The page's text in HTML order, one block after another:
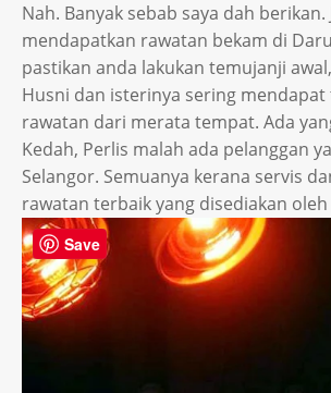
Nah. Banyak sebab saya dah berikan.
mendapatkan rawatan bekam di
pastikan anda lakukan temujanji
Husni dan isterinya sering
rawatan dari merata tempat. Ada
Kedah, Perlis malah ada pelanggan
Selangor. Semuanya kerana servis
rawatan terbaik yang disediakan
Save